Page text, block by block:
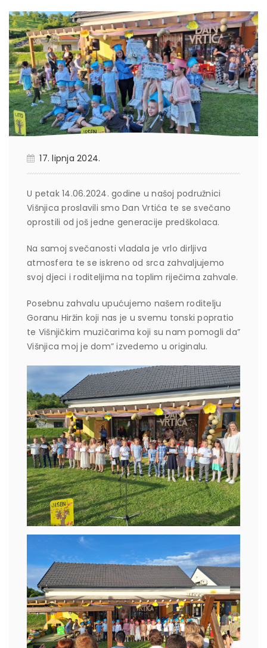
17. lipnja 2024.
U petak 14.06.2024. godine u našoj podružnici
Višnjica proslavili smo Dan Vrtića te se svečano
oprostili od još jedne generacije predškolaca.
Na samoj svečanosti vladala je vrlo dirljiva
atmosfera te se iskreno od srca zahvaljujemo
svoj djeci i roditeljima na toplim riječima zahvale.
Posebnu zahvalu upućujemo našem roditelju
Goranu Hiržin koji nas je u svemu tonski popratio
te Višnjičkim muzičarima koji su nam pomogli da”
Višnjica moj je dom” izvedemo u originalu.